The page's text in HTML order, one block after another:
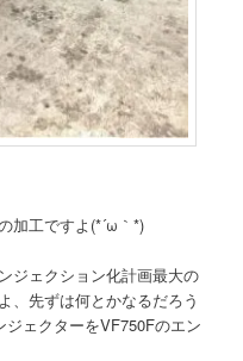
加工ですよ(*´ω｀*)
ジェクション化計画最大の
、先ずは何とかなるだろう
ェクターをVF750Fのエン